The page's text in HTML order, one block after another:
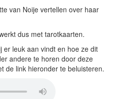
van Noije vertellen over haar
dus met tarotkaarten.
er leuk aan vindt en hoe ze dit
andere te horen door deze
de link hieronder te beluisteren.